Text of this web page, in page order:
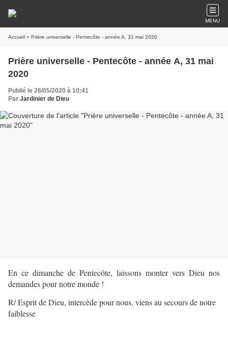
MENU
Accueil » Prière universelle - Pentecôte - année A, 31 mai 2020
Prière universelle - Pentecôte - année A, 31 mai
2020
Publié le 26/05/2020 à 10:41
Par Jardinier de Dieu
En ce dimanche de Pentecôte, laissons monter vers Dieu nos
demandes pour notre monde !
R/ Esprit de Dieu, intercède pour nous, viens au secours de notre
faiblesse